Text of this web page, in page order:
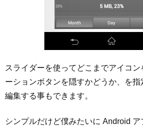
スライダーを使ってどこまでアイコ
ーションボタンを隠すかどうか、を
編集する事もできます。
シンプルだけど僕みたいに Android